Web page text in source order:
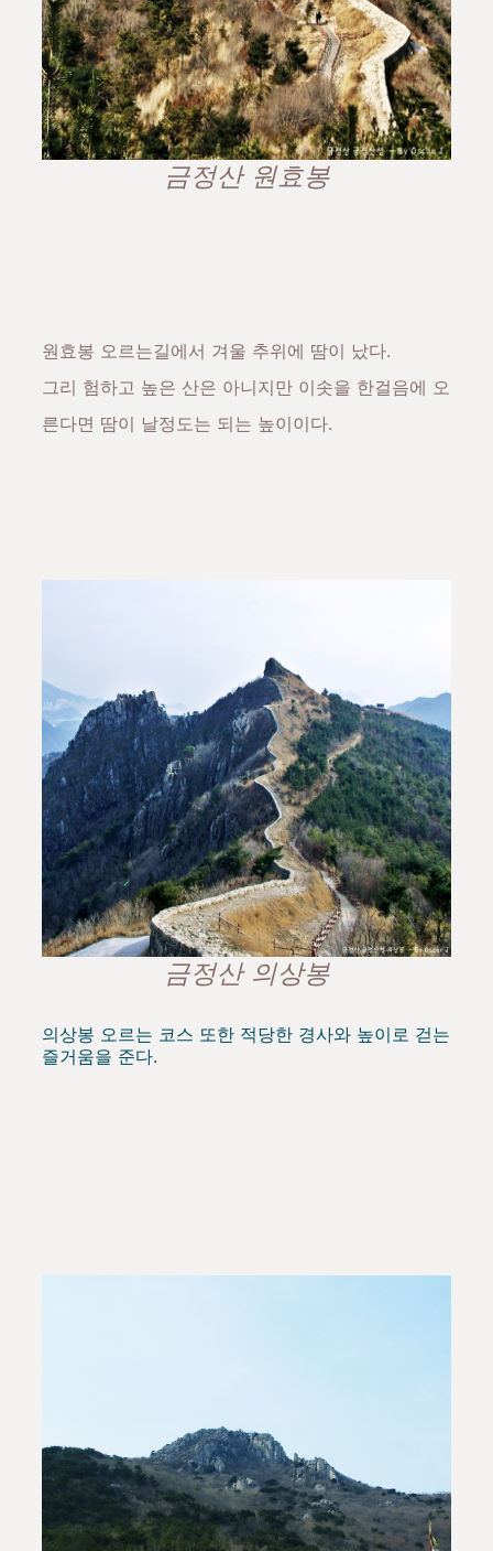
금정산 원효봉
원효봉 오르는길에서 겨울 추위에 땀이 났다.
그리 험하고 높은 산은 아니지만 이솟을 한걸음에 오
른다면 땀이 날정도는 되는 높이이다.
금정산 의상봉
의상봉 오르는 코스 또한 적당한 경사와 높이로 걷는
즐거움을 준다.